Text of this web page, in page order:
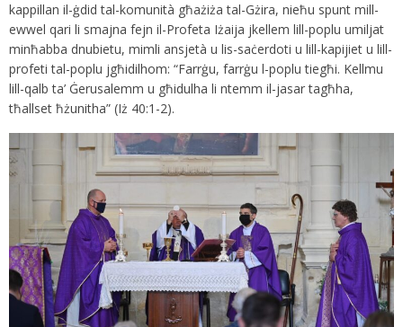
kappillan il-ġdid tal-komunità għażiża tal-Gżira, nieħu spunt mill-
ewwel qari li smajna fejn il-Profeta Iżaija jkellem lill-poplu umiljat
minħabba dnubietu, mimli ansjetà u lis-saċerdoti u lill-kapijiet u lill-
profeti tal-poplu jgħidilhom: “Farrġu, farrġu l-poplu tiegħi. Kellmu
lill-qalb ta’ Ġerusalemm u għidulha li ntemm il-jasar tagħha,
tħallset ħżunitha” (Iż 40:1-2).